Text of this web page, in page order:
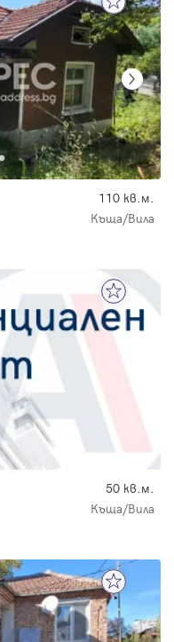
110 кв.м.
Къща/Вила
50 кв.м.
Къща/Вила